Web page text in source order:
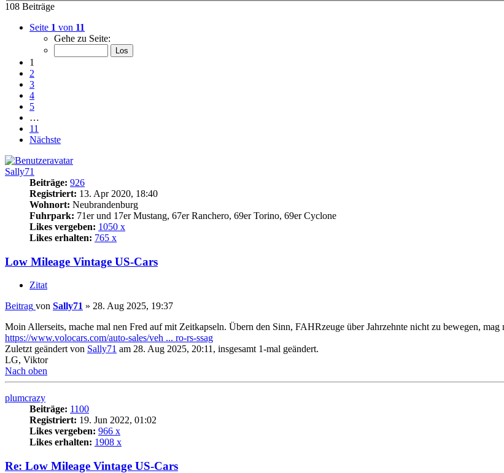
108 Beiträge
Seite 1 von 11
Gehe zu Seite:
1
2
3
4
5
…
11
Nächste
Sally71
Beiträge: 926
Registriert: 13. Apr 2020, 18:40
Wohnort: Neubrandenburg
Fuhrpark: 71er und 17er Mustang, 67er Ranchero, 69er Torino, 69er Cyclone
Likes vergeben: 1050 x
Likes erhalten: 765 x
Low Mileage Vintage US-Cars
Zitat
Beitrag von Sally71 » 28. Aug 2025, 19:37
Moin Allerseits, mache mal nen Fred auf mit Zeitkapseln. Übern den Sinn, FAHRzeuge über Jahrzehnte nicht zu bewegen,
https://www.volocars.com/auto-sales/veh ... ro-rs-ssag
Zuletzt geändert von Sally71 am 28. Aug 2025, 20:11, insgesamt 1-mal geändert.
LG, Viktor
Nach oben
plumcrazy
Beiträge: 1100
Registriert: 19. Jun 2022, 01:02
Likes vergeben: 966 x
Likes erhalten: 1908 x
Re: Low Mileage Vintage US-Cars